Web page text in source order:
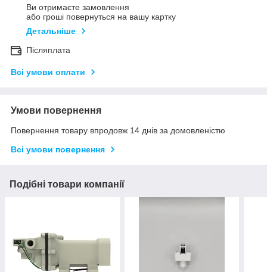
Ви отримаєте замовлення
або гроші повернуться на вашу картку
Детальніше
Післяплата
Всі умови оплати
Умови повернення
Повернення товару впродовж 14 днів за домовленістю
Всі умови повернення
Подібні товари компанії